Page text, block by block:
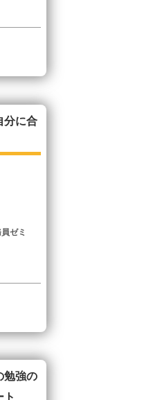
分に合
ゼミ
勉強の